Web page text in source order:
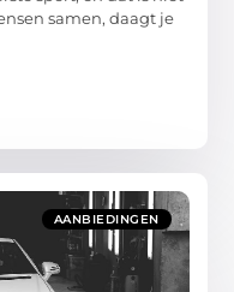
samen, daagt je
AANBIEDINGEN